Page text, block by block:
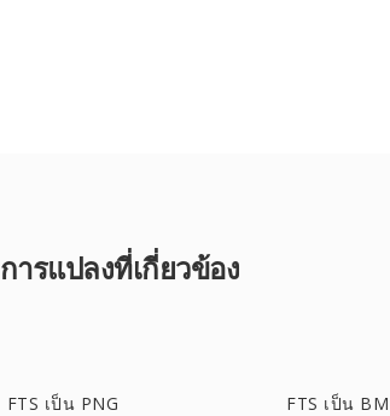
การแปลงที่เกี่ยวข้อง
FTS เป็น PNG FTS เป็น